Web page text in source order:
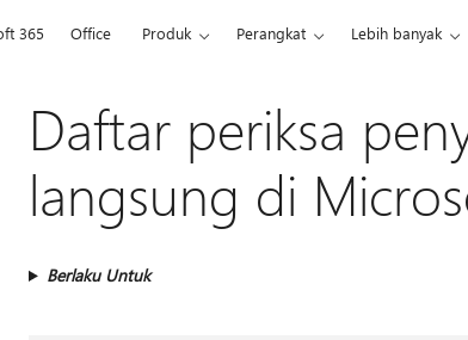
365 Office Produk Perangkat Lebih banyak
Daftar periksa
langsung di
Berlaku Untuk